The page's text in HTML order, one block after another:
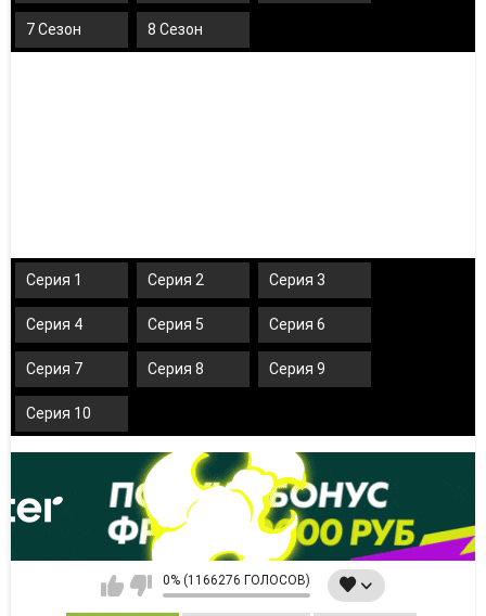
7 Сезон 8 Сезон
Серия 1 Серия 2 Серия 3
Серия 4 Серия 5 Серия 6
Серия 7 Серия 8 Серия 9
Серия 10
0% (1166276 ГОЛОСОВ)